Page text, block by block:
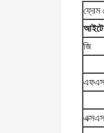
ফ্রেম
জি
এফএস
এক্সএস